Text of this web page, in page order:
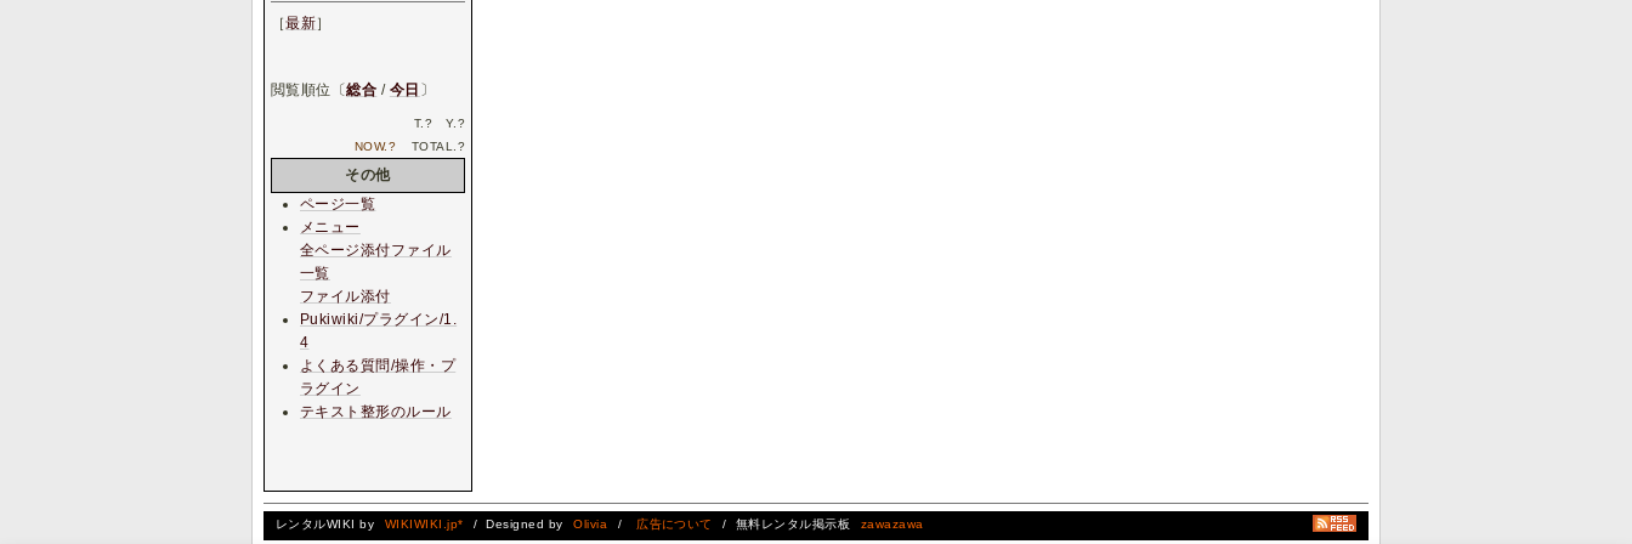
［最新］
閲覧順位〔総合 / 今日 〕
T.? Y.?
NOW.? TOTAL.?
その他
ページ一覧
メニュー
全ページ添付ファイル
一覧
ファイル添付
Pukiwiki/プラグイン/1.
4
よくある質問/操作・プ
ラグイン
テキスト整形のルール
レンタルWIKI by WIKIWIKI.jp* / Designed by Olivia / 広告について / 無料レンタル掲示板 zawazawa